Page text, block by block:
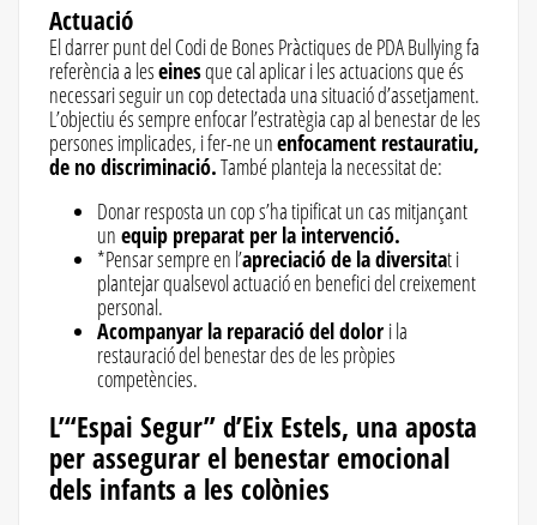
Actuació
El darrer punt del Codi de Bones Pràctiques de PDA Bullying fa
referència a leseinesque cal aplicar i les actuacions que és
necessari seguir un cop detectada una situació d’assetjament.
L’objectiu és sempre enfocar l’estratègia cap al benestar de les
persones implicades, i fer-ne unenfocament restauratiu,
de no discriminació.També planteja la necessitat de:
Donar resposta un cop s’ha tipificat un cas mitjançant
un equip preparat per la intervenció.
*Pensar sempre en l’apreciació de la diversitat i
plantejar qualsevol actuació en benefici del creixement
personal.
Acompanyar la reparació del dolor i la
restauració del benestar des de les pròpies
competències.
L’“Espai Segur” d’Eix Estels, una aposta
per assegurar el benestar emocional
dels infants a les colònies